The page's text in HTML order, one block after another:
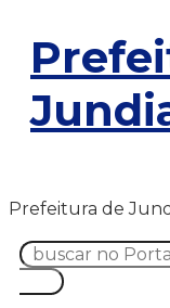
Prefeitura de